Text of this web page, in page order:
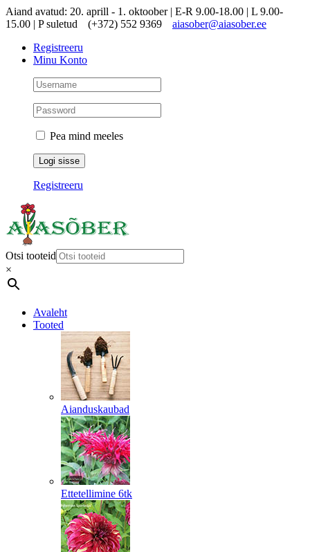
Skip
to
Aiand avatud: 20. aprill - 1. oktoober | E-R 9.00-18.00 | L 9.00-
15.00 | P suletud
(+372) 552 9369
aiasober@aiasober.ee
Registreeru
Minu Konto
Pea mind meeles
Registreeru
Otsi tooteid
×
Avaleht
Tooted
Aianduskaubad
Ettetellimine 6tk